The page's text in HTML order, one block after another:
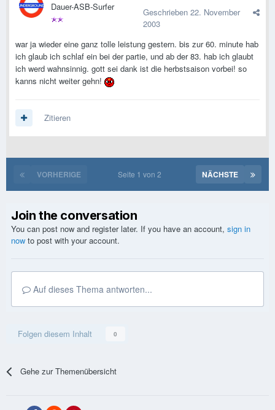
Dauer-ASB-Surfer Geschrieben 22. November
2003
war ja wieder eine ganz tolle leistung gestern. bis zur 60. minute hab
ich glaub ich schlaf ein bei der partie, und ab der 83. hab ich glaubt
ich werd wahnsinnig. gott sei dank ist die herbstsaison vorbei! so
kanns nicht weiter gehn!
Zitieren
VORHERIGE NÄCHSTE
Seite 1 von 2
Join the conversation
You can post now and register later. If you have an account, sign in
now to post with your account.
Auf dieses Thema antworten...
Folgen diesem Inhalt 0
Gehe zur Themenübersicht